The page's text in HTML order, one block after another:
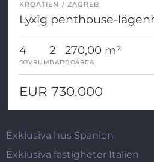
KROATIEN ZAGREB
Lyxig penthouse-
4
SOVRUM
2
BAD
270,00 m²
BOAREA
EUR 730.000
Exklusiva hus Spanien
Exklusiva fastigheter Italien